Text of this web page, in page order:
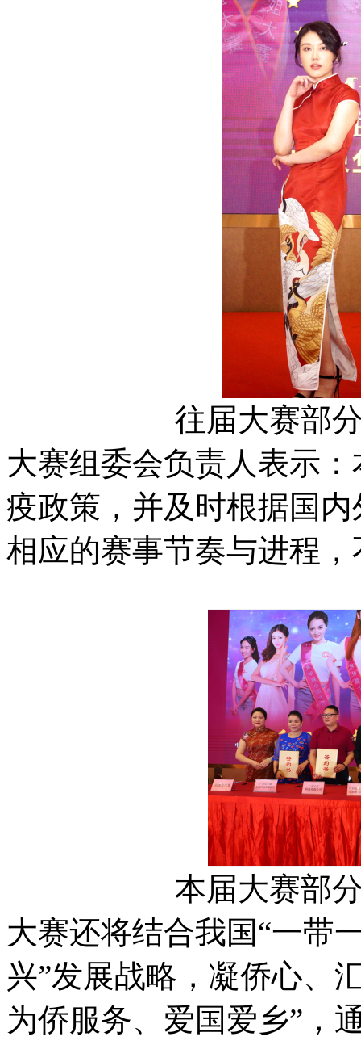
往届大赛部
大赛组委会负责人表示
疫政策，并及时根据国
相应的赛事节奏与进程
本届大赛部
大赛还将结合我国“一带
兴”发展战略，凝侨心、
为侨服务、爱国爱乡”，